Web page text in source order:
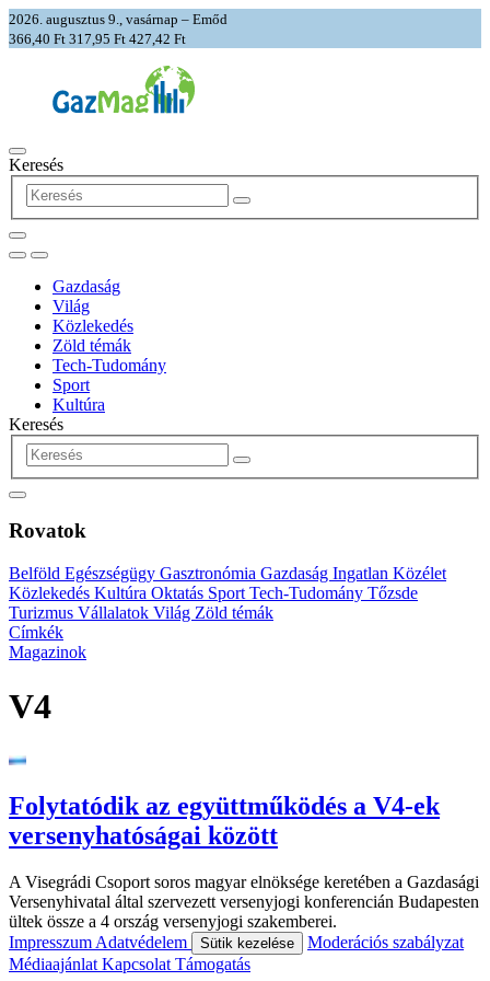
2026. augusztus 9., vasárnap – Emőd
366,40 Ft 317,95 Ft 427,42 Ft
Keresés
Gazdaság
Világ
Közlekedés
Zöld témák
Tech-Tudomány
Sport
Kultúra
Keresés
Rovatok
Belföld Egészségügy Gasztronómia Gazdaság Ingatlan Közélet
Közlekedés Kultúra Oktatás Sport Tech-Tudomány Tőzsde
Turizmus Vállalatok Világ Zöld témák
Címkék
Magazinok
V4
Folytatódik az együttműködés a V4-ek
versenyhatóságai között
A Visegrádi Csoport soros magyar elnöksége keretében a Gazdasági
Versenyhivatal által szervezett versenyjogi konferencián Budapesten
ültek össze a 4 ország versenyjogi szakemberei.
Impresszum Adatvédelem Sütik kezelése
Moderációs szabályzat
Médiaajánlat Kapcsolat Támogatás